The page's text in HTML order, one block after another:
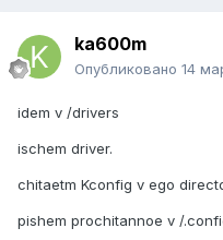
ka600m
Опубликовано 14
idem v /drivers
ischem driver.
chitaetm Kconfig v ego
pishem prochitannoe v /